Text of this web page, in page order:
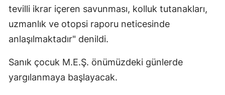
tevilli ikrar içeren savunması, kolluk tutanakları,
uzmanlık ve otopsi raporu neticesinde
anlaşılmaktadır" denildi.
Sanık çocuk M.E.Ş. önümüzdeki günlerde
yargılanmaya başlayacak.